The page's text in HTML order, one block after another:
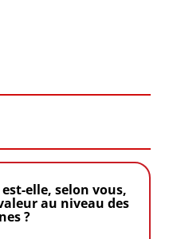
elle, selon vous,
au niveau des
?